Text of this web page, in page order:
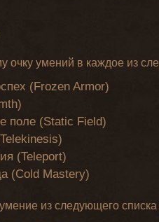
очку умений в каждое из
(Frozen Armor)
поле (Static Field)
(Teleport)
(Cold Mastery)
из следующего